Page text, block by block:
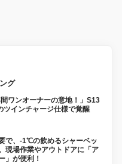
グ
間ワンオーナーの意地！」S13
ツインチャージ仕様で覚醒
で、-1℃の飲めるシャーベッ
現場作業やアウトドアに「ア
」が便利！